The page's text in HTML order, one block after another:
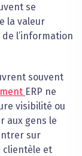
se
la valeur
l’information
souvent
ERP ne
visibilité ou
aux gens le
sur
clientèle et